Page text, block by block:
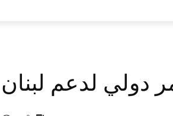
دولي لدعم لبنان